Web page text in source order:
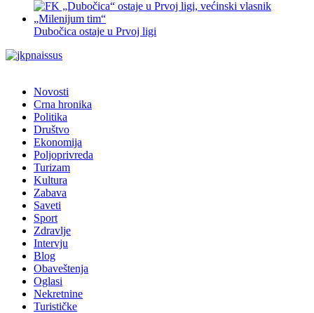
Dubočica ostaje u Prvoj ligi
Novosti
Crna hronika
Politika
Društvo
Ekonomija
Poljoprivreda
Turizam
Kultura
Zabava
Saveti
Sport
Zdravlje
Intervju
Blog
Obaveštenja
Oglasi
Nekretnine
Turističke